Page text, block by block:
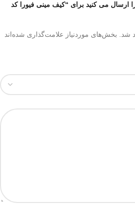
ارسال می کنید برای “کیف مینی فیورا کد
شد. بخش‌های موردنیاز علامت‌گذاری شده‌اند